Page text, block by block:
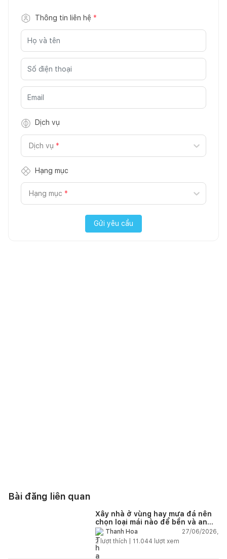
Thông tin liên hệ *
Dịch vụ
Dịch vụ *
Hạng mục
Hạng mục *
Gửi yêu cầu
Bài đăng liên quan
Xây nhà ở vùng hay mưa đá nên
chọn loại mái nào để bền và an
toàn?Thanh Hoa
27/06/2026,
2 lượt thích | 11.044 lượt xem